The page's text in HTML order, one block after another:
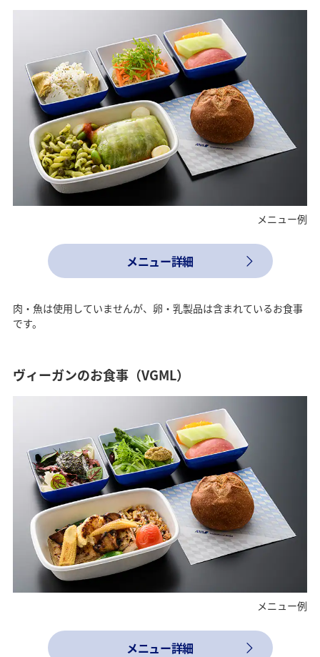
メニュー例
メニュー詳細
肉・魚は使用していませんが、卵・乳製品は含まれているお食事
です。
ヴィーガンのお食事（VGML）
メニュー例
メニュー詳細